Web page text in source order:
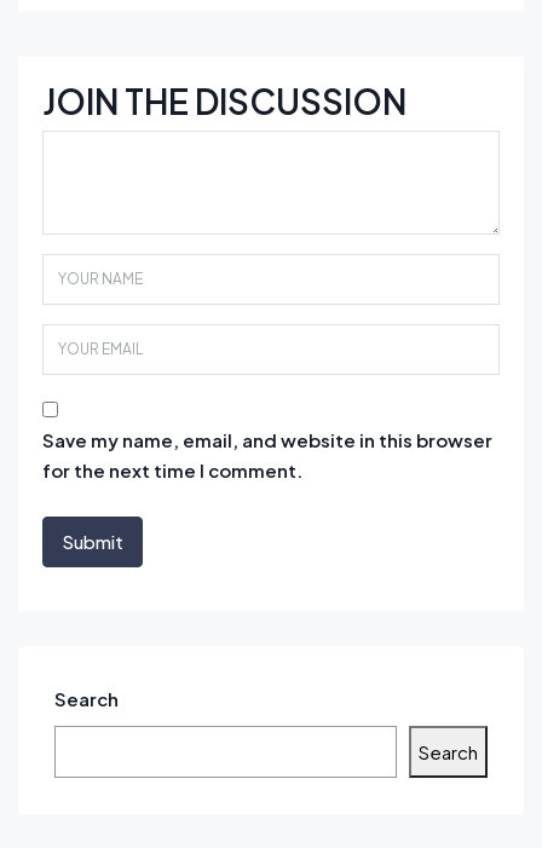
JOIN THE DISCUSSION
Save my name, email, and website in this browser
for the next time I comment.
Search
Search